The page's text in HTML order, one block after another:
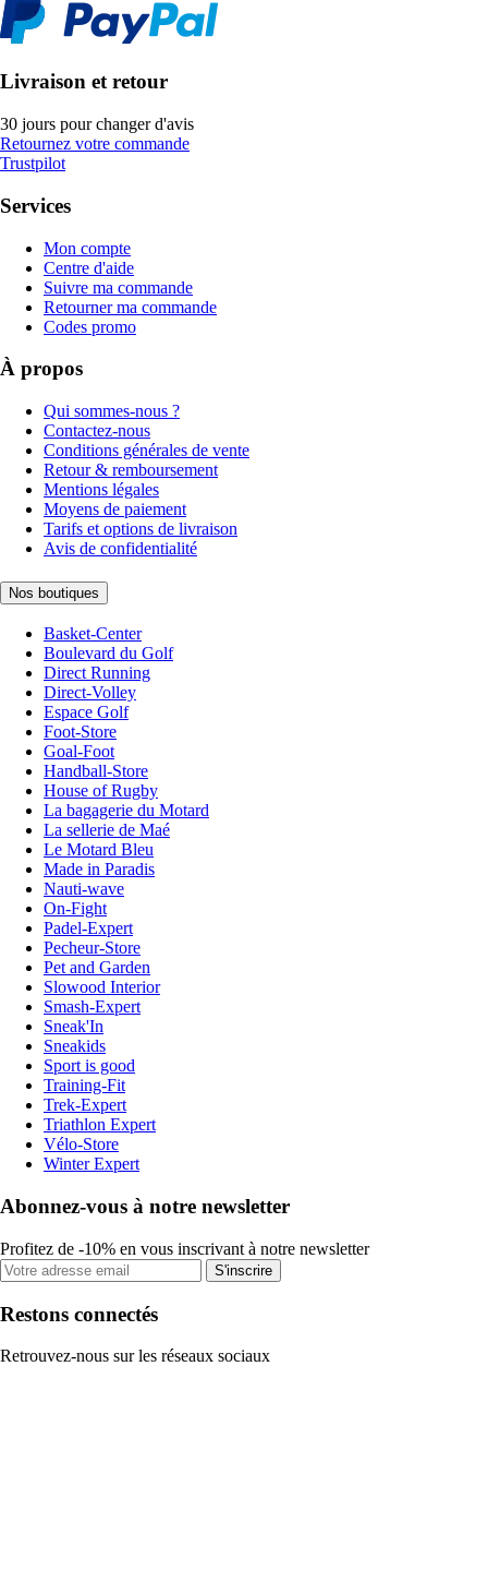
Livraison et retour
30 jours pour changer d'avis
Retournez votre commande
Trustpilot
Services
Mon compte
Centre d'aide
Suivre ma commande
Retourner ma commande
Codes promo
À propos
Qui sommes-nous ?
Contactez-nous
Conditions générales de vente
Retour & remboursement
Mentions légales
Moyens de paiement
Tarifs et options de livraison
Avis de confidentialité
Nos boutiques
Basket-Center
Boulevard du Golf
Direct Running
Direct-Volley
Espace Golf
Foot-Store
Goal-Foot
Handball-Store
House of Rugby
La bagagerie du Motard
La sellerie de Maé
Le Motard Bleu
Made in Paradis
Nauti-wave
On-Fight
Padel-Expert
Pecheur-Store
Pet and Garden
Slowood Interior
Smash-Expert
Sneak'In
Sneakids
Sport is good
Training-Fit
Trek-Expert
Triathlon Expert
Vélo-Store
Winter Expert
Abonnez-vous à notre newsletter
Profitez de -10% en vous inscrivant à notre newsletter
S'inscrire
Restons connectés
Retrouvez-nous sur les réseaux sociaux